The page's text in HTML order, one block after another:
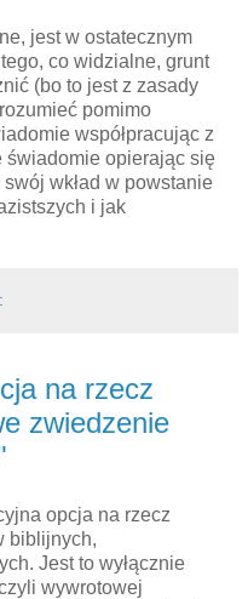
jest w ostatecznym
co widzialne, grunt
(bo to jest z zasady
pomimo
współpracując z
świadomie opierając się
wkład w powstanie
i jak
na rzecz
zwiedzenie
opcja na rzecz
biblijnych,
Jest to wyłącznie
wywrotowej